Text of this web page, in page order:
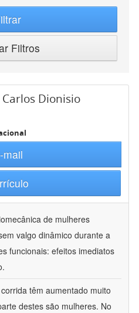
Filtros
Dionisio
mail
de mulheres
valgo dinâmico durante a
funcionais: efeitos imediatos
têm aumentado muito
destes são mulheres. No